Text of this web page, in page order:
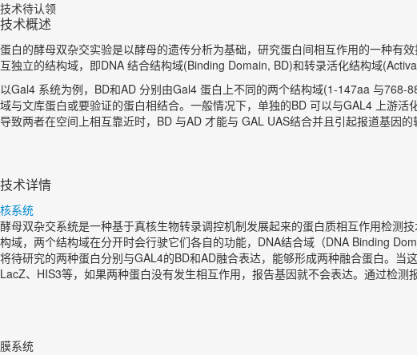
技术待认领
技术概述
蛋白的酵母双杂交实验是以酵母的遗传分析为基础，研究蛋白间相互作用的一种有
互独立的结构域，即DNA 结合结构域(Binding Domain, BD)和转录活化结构域
以Gal4 系统为例，BD和AD 分别由Gal4 蛋白上不同的两个结构域(1-147aa 与768-
域与文库蛋白或要验证的蛋白相结合。一般情况下，单独的BD 可以与GAL4 上游
导致两者在空间上相互靠近时，BD 与AD 才能与 GAL UAS结合并且引起报道基因
技术详情
核系统
酵母双杂交系统是一种基于真核生物转录调控机制发展起来的蛋白质相互作用检测
构域，两个结构域在分开时会行驶它们各自的功能，DNA结合域（DNA Binding
将待研究的两种蛋白分别与GAL4的BD和AD融合表达，能够形成两种融合蛋白。
LacZ、HIS3等，如果两种蛋白没有发生相互作用，报告基因就不会表达。通过检测
膜系统